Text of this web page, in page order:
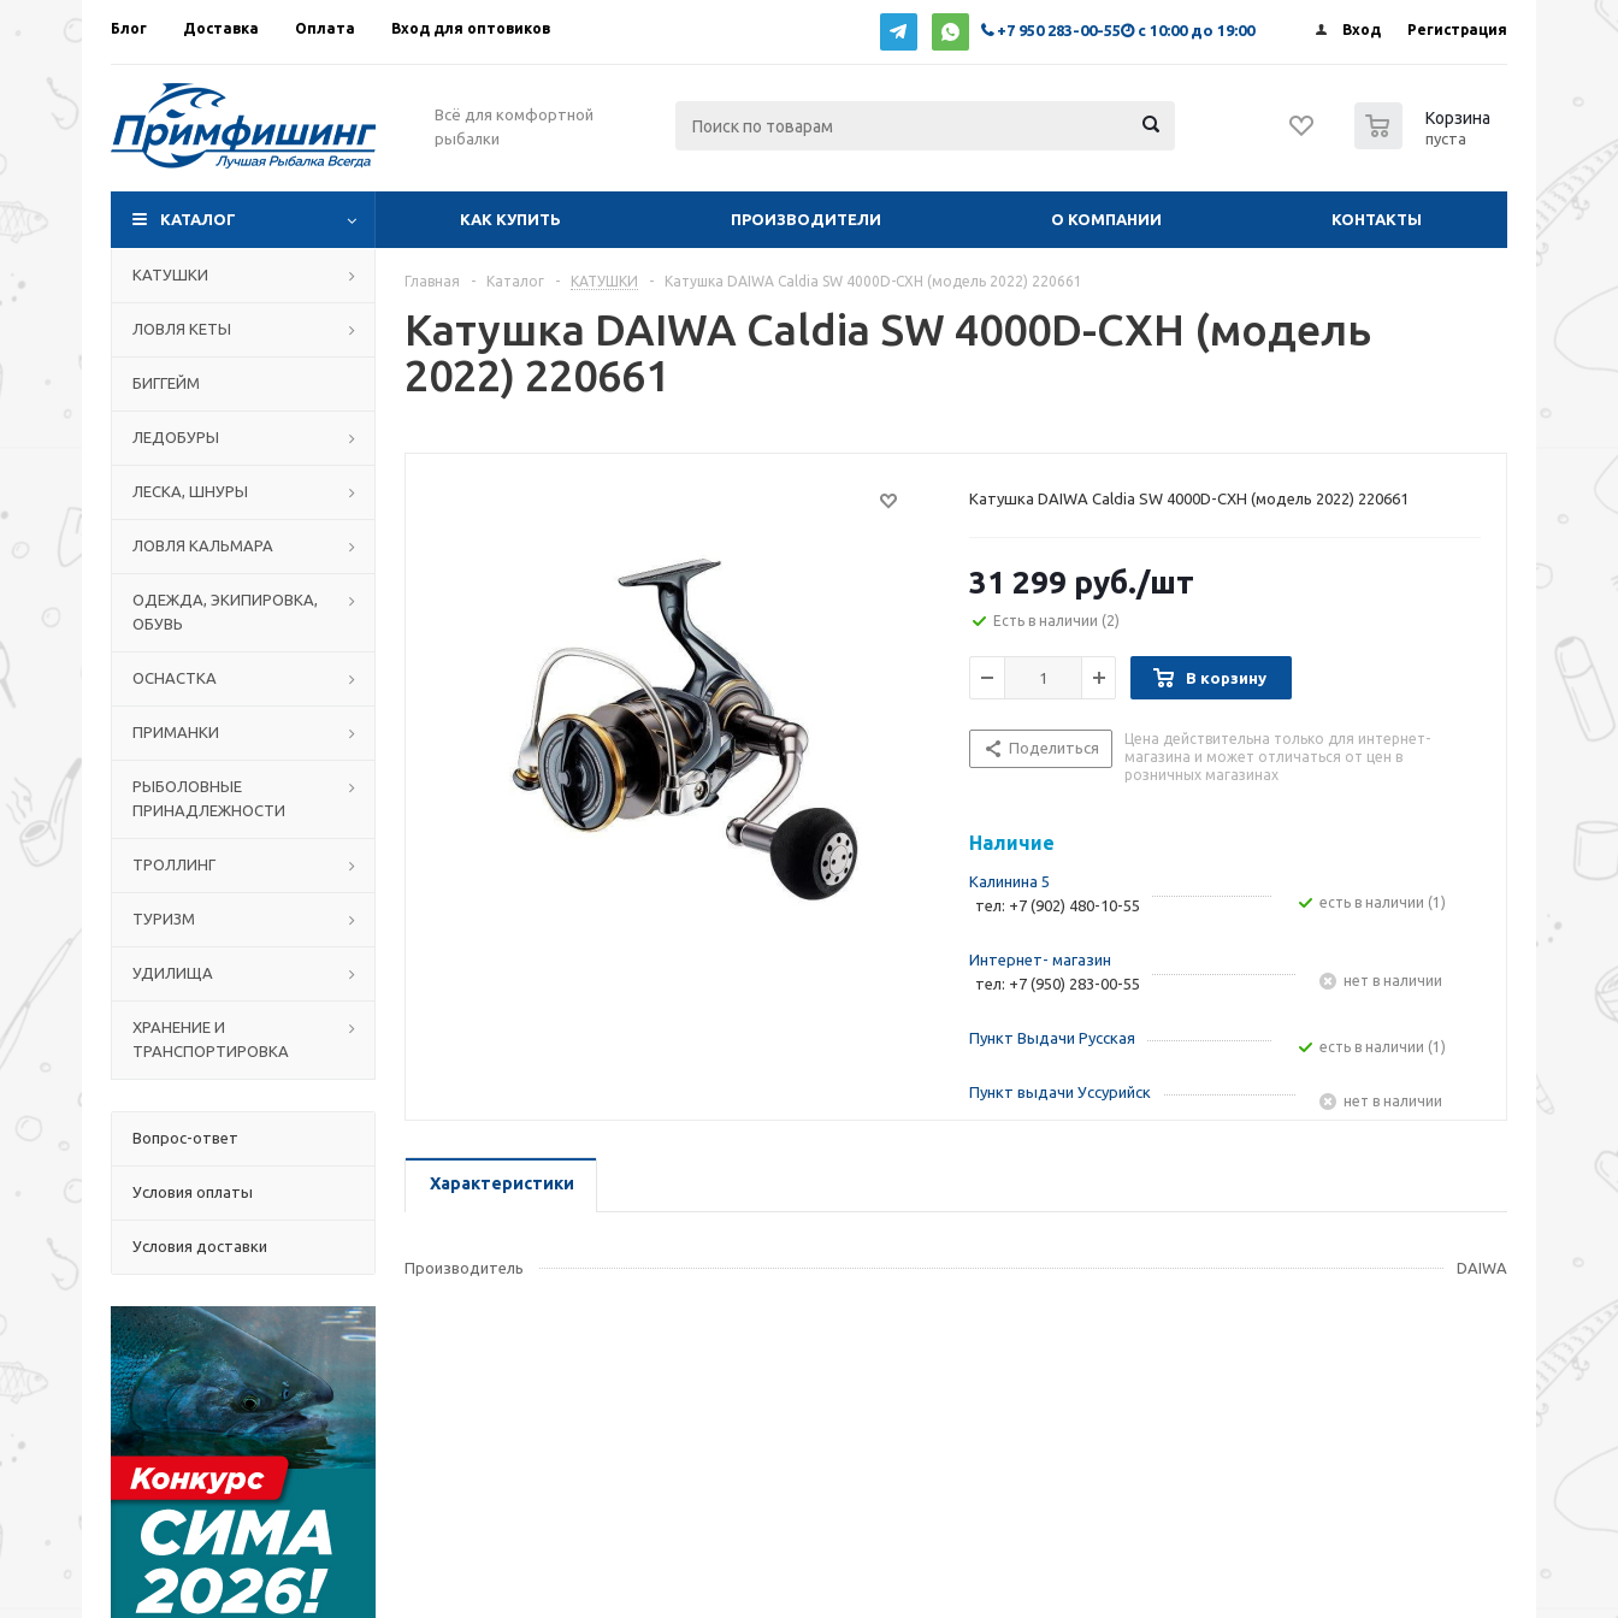
Блог Доставка Оплата Вход для оптовиков Вход Регистрация
+7 950 283-00-55 с 10:00 до 19:00
Всё для комфортной
рыбалки
Корзина
пуста
КАТАЛОГ КАК КУПИТЬ ПРОИЗВОДИТЕЛИ О КОМПАНИИ КОНТАКТЫ
КАТУШКИ
ЛОВЛЯ КЕТЫ
БИГГЕЙМ
ЛЕДОБУРЫ
ЛЕСКА, ШНУРЫ
ЛОВЛЯ КАЛЬМАРА
ОДЕЖДА, ЭКИПИРОВКА,
ОБУВЬ
ОСНАСТКА
ПРИМАНКИ
РЫБОЛОВНЫЕ
ПРИНАДЛЕЖНОСТИ
ТРОЛЛИНГ
ТУРИЗМ
УДИЛИЩА
ХРАНЕНИЕ И
ТРАНСПОРТИРОВКА
Вопрос-ответ
Условия оплаты
Условия доставки
Главная - Каталог - КАТУШКИ - Катушка DAIWA Caldia SW 4000D-CXH (модель 2022) 220661
Катушка DAIWA Caldia SW 4000D-CXH (модель
2022) 220661
Катушка DAIWA Caldia SW 4000D-CXH (модель 2022) 220661
31 299 руб./шт
Есть в наличии (2)
В корзину
Поделиться
Цена действительна только для интернет-
магазина и может отличаться от цен в
розничных магазинах
Наличие
Калинина 5
тел: +7 (902) 480-10-55
Есть в наличии (1)
Интернет- магазин
тел: +7 (950) 283-00-55
Нет в наличии
Пункт Выдачи Русская Есть в наличии (1)
Пункт выдачи Уссурийск Нет в наличии
Характеристики
Производитель DAIWA